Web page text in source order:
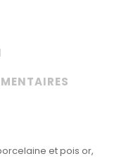
et pois or,